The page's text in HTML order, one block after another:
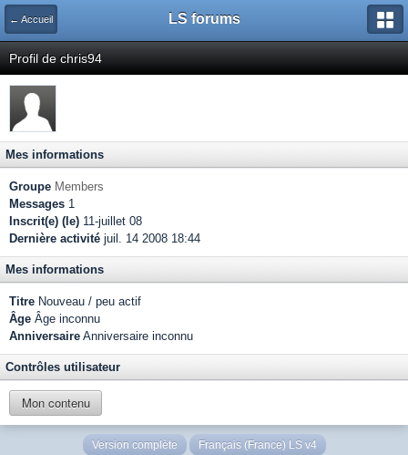
← Accueil LS forums
Profil de chris94
Mes informations
Groupe Members
Messages 1
Inscrit(e) (le) 11-juillet 08
Dernière activité juil. 14 2008 18:44
Mes informations
Titre Nouveau / peu actif
Âge Âge inconnu
Anniversaire Anniversaire inconnu
Contrôles utilisateur
Mon contenu
Version complète Français (France) LS v4